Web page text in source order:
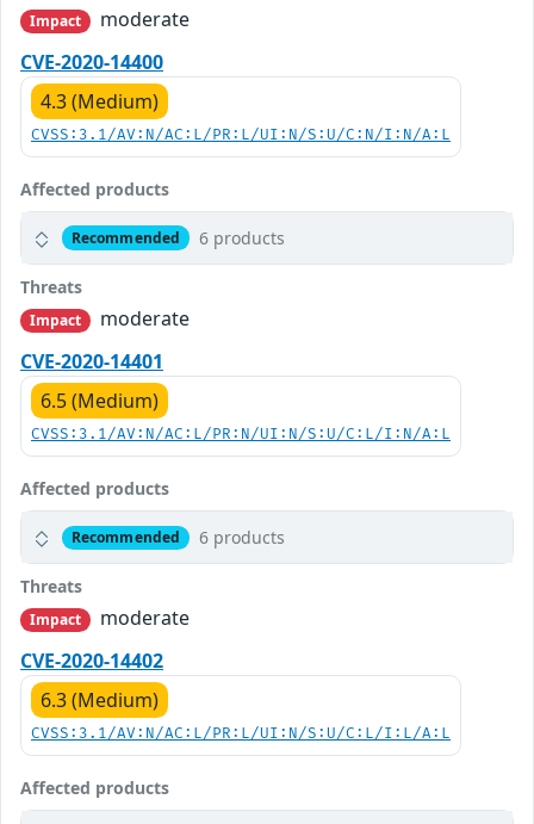
Impact
moderate
CVE-2020-14400
4.3 (Medium)
CVSS:3.1/AV:N/AC:L/PR:L/UI:N/S:U/C:N/I:N/A:L
Affected products
Recommended 6 products
Threats
Impact
moderate
CVE-2020-14401
6.5 (Medium)
CVSS:3.1/AV:N/AC:L/PR:N/UI:N/S:U/C:L/I:N/A:L
Affected products
Recommended 6 products
Threats
Impact
moderate
CVE-2020-14402
6.3 (Medium)
CVSS:3.1/AV:N/AC:L/PR:L/UI:N/S:U/C:L/I:L/A:L
Affected products